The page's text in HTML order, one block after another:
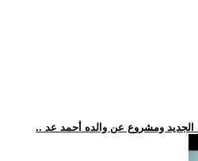
الجديد ومشروع عن والده أحمد عد